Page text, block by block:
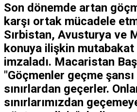
Son dönemde artan
karşı ortak mücadele
Sırbistan, Avusturya ve
konuya ilişkin mutabakat
imzaladı. Macaristan
"Göçmenler geçme
sınırlardan geçerler.
sınırlarımızdan